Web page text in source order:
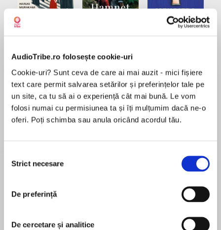
AudioTribe.ro folosește cookie-uri
Cookie-uri? Sunt ceva de care ai mai auzit - mici fișiere
text care permit salvarea setărilor și preferințelor tale pe
un site, ca tu să ai o experiență cât mai bună. Le vom
folosi numai cu permisiunea ta și îți mulțumim dacă ne-o
oferi. Poți schimba sau anula oricând acordul tău.
consimțământului
Strict necesare
De preferință
De cercetare și analitice
Desprecarte
superpowers. Those who control them, control